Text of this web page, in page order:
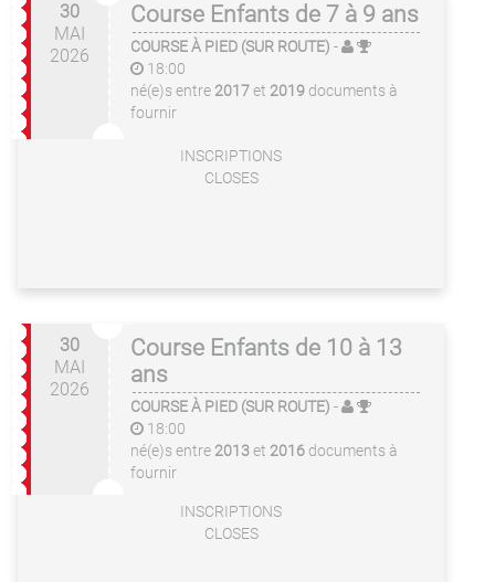
30
MAI
2026
Course Enfants de 7 à 9 ans
COURSE À PIED (SUR ROUTE) -
18:00
né(e)s entre 2017et 2019 documents à
fournir
INSCRIPTIONS
CLOSES
30
MAI
2026
Course Enfants de 10 à 13
ans
COURSE À PIED (SUR ROUTE) -
18:00
né(e)s entre 2013et 2016 documents à
fournir
INSCRIPTIONS
CLOSES